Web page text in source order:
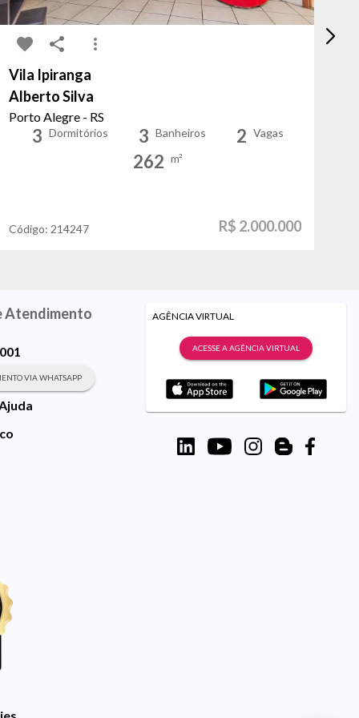
Vila Ipiranga
Alberto Silva
Porto Alegre - RS
3 Dormitórios 3 Banheiros 2 Vagas
262 m²
Código: 214247 R$ 2.000.000
Atendimento
VIA WHATSAPP
AGÊNCIA VIRTUAL
ACESSE A AGÊNCIA VIRTUAL